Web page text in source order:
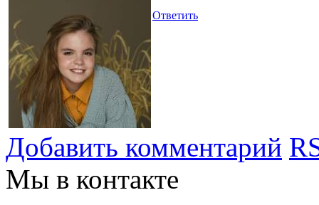
Ответить
Добавить комментарий
Мы в контакте